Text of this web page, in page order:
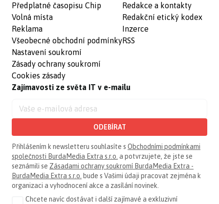
Předplatné časopisu Chip
Volná místa
Reklama
Všeobecné obchodní podmínky
Nastavení soukromí
Zásady ochrany soukromí
Cookies zásady
Redakce a kontakty
Redakční etický kodex
Inzerce
RSS
Zajímavosti ze světa IT v e-mailu
ODEBÍRAT
Přihlášením k newsletteru souhlasíte s Obchodními podmínkami
společnosti BurdaMedia Extra s.r.o. a potvrzujete, že jste se
seznámili se Zásadami ochrany soukromí BurdaMedia Extra -
BurdaMedia Extra s.r.o. bude s Vašimi údaji pracovat zejména k
organizaci a vyhodnocení akce a zasílání novinek.
Chcete navíc dostávat i další zajímavé a exkluzivní